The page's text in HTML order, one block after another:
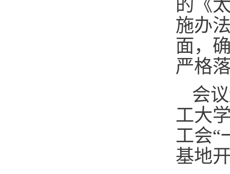
的《
施办
面，
严格
会
工大
工会“
基地